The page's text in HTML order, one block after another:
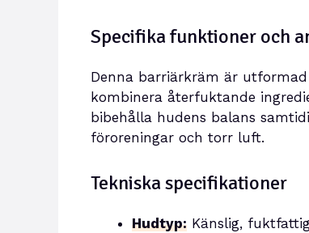
Specifika funktioner och
Denna barriärkräm är
kombinera återfuktande
bibehålla hudens balans
föroreningar och torr luft.
Tekniska specifikationer
Hudtyp: Känslig,